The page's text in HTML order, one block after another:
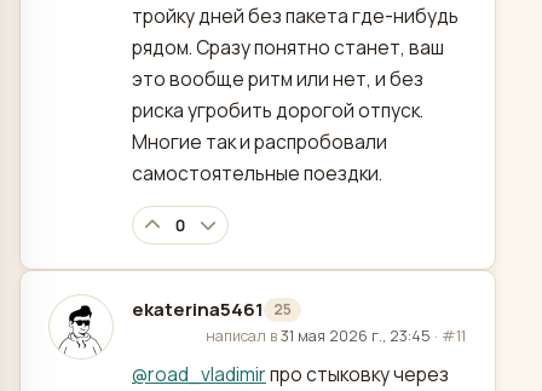
тройку дней без пакета где-нибудь
рядом. Сразу понятно станет, ваш
это вообще ритм или нет, и без
риска угробить дорогой отпуск.
Многие так и распробовали
самостоятельные поездки.
0
ekaterina5461 25
отредактировано
написал в31 мая 2026 г., 23:45 · #11
@road_vladimirпро стыковку через